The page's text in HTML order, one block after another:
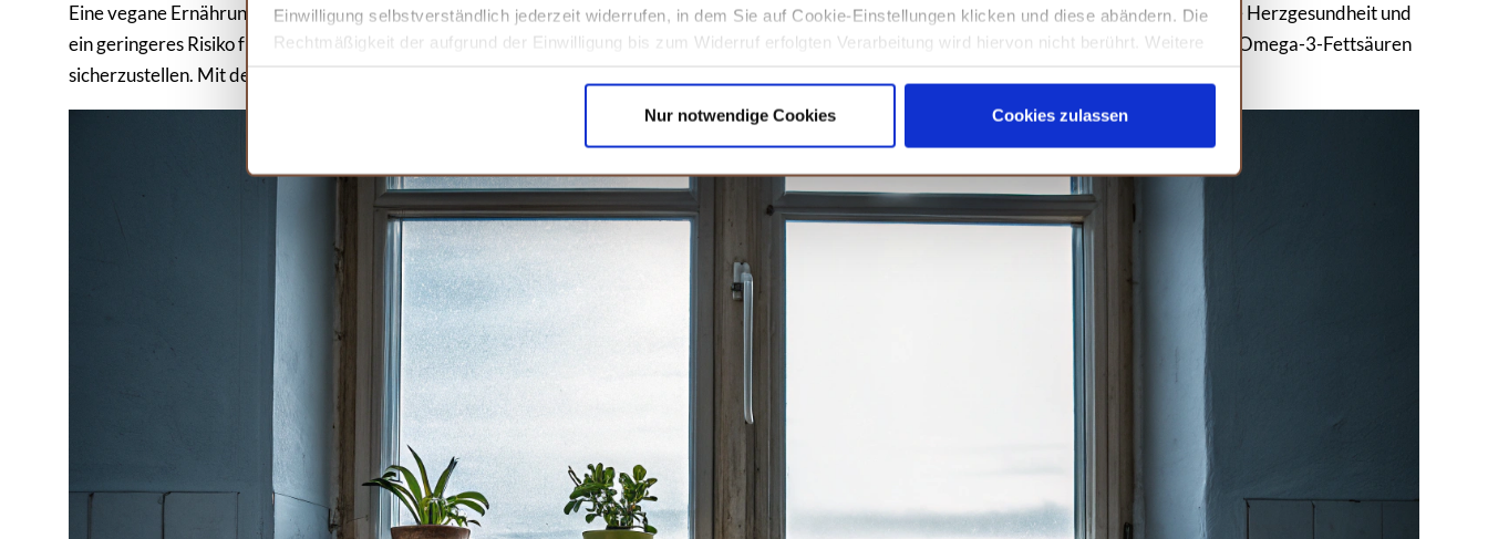
Einwilligung selbstverständlich jederzeit widerrufen, in dem Sie auf Cookie-Einstellungen klicken und diese abändern. Die
Rechtmäßigkeit der aufgrund der Einwilligung bis zum Widerruf erfolgten Verarbeitung wird hiervon nicht berührt. Weitere
Informationen finden Sie in unserenDatenschutzhinweisen.
Nur notwendige Cookies Cookies zulassen
Eine vegane Ernährung kann viele gesundheitliche Vorteile für Kinder bieten, darunter eine höhere Aufnahme von Obst und Gemüse, eine bessere Herzgesundheit und
ein geringeres Risiko für Übergewicht. Wichtig ist, dass die Ernährung gut geplant ist, um alle notwendigen Nährstoffe wie Vitamin B12, Eisen und Omega-3-Fettsäuren
sicherzustellen. Mit der richtigen Planung kann eine vegane Ernährung Kindern helfen, gesund und stark aufzuwachsen.